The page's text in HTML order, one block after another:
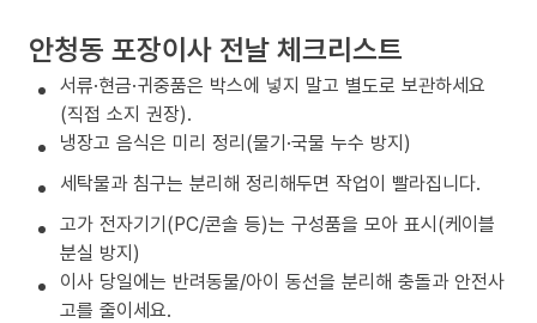
안청동 포장이사 전날 체크리스트
서류·현금·귀중품은 박스에 넣지 말고 별도로 보관하세요
(직접 소지 권장).
냉장고 음식은 미리 정리(물기·국물 누수 방지)
세탁물과 침구는 분리해 정리해두면 작업이 빨라집니다.
고가 전자기기(PC/콘솔 등)는 구성품을 모아 표시(케이블
분실 방지)
이사 당일에는 반려동물/아이 동선을 분리해 충돌과 안전사
고를 줄이세요.